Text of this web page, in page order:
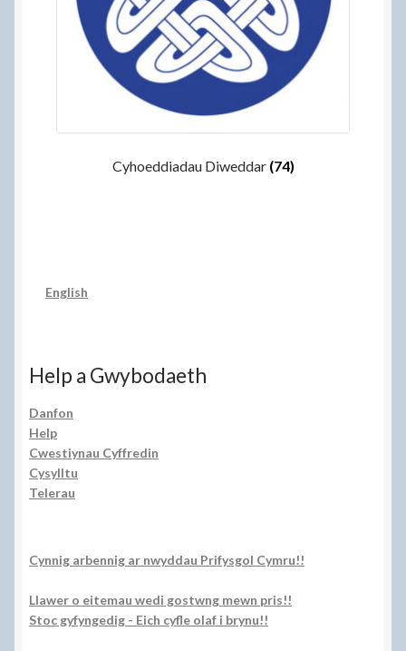
Hafan
Cyhoeddiadau Diweddar (74)
English
Help a Gwybodaeth
Danfon
Help
Cwestiynau Cyffredin
Cysylltu
Telerau
Cynnig arbennig ar nwyddau Prifysgol Cymru!!
Llawer o eitemau wedi gostwng mewn pris!!
Stoc gyfyngedig - Eich cyfle olaf i brynu!!